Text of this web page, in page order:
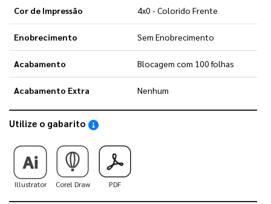
Cor de Impressão 4x0 - Colorido Frente
Enobrecimento Sem Enobrecimento
Acabamento Blocagem com 100 folhas
Acabamento Extra Nenhum
Utilize o gabarito Saiba como utilizar os nossos gabaritos
Illustrator Corel Draw PDF